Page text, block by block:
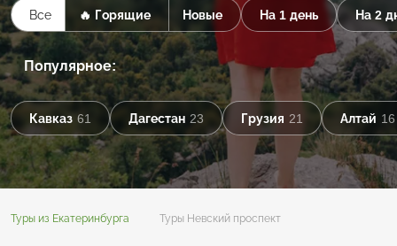
Все 🔥 Горящие Новые На 1 день На 2
Популярное:
Кавказ 61 Дагестан 23 Грузия 21 Алтай 16
Туры из Екатеринбурга Туры Невский проспект